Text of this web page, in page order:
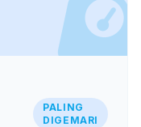
PALING
DIGEMARI